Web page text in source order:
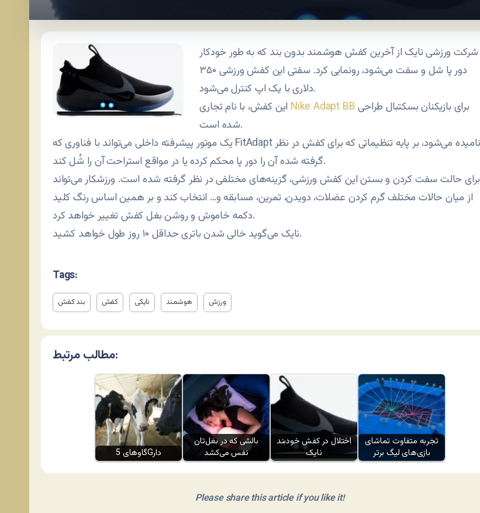
شرکت ورزشی نایک از آخرین کفش هوشمند بدون بند که به طور خودکار
دور پا شل و سفت می‌شود، رونمایی کرد. سفتی این کفش ورزشی ۳۵۰
دلاری با یک اپ کنترل می‌شود.
Nike Adapt BBبرای بازیکنان بسکتبال طراحی
شده است.
یک موتور پیشرفته داخلی می‌تواند با فناوری که FitAdapt نامیده می‌شود، بر پایه تنظیماتی که برای کفش در نظر
گرفته شده آن را دور پا محکم کرده یا در مواقع استراحت آن را شُل کند.
برای حالت سفت کردن و بستن این کفش ورزشی، گزینه‌های مختلفی در نظر گرفته شده است. ورزشکار می‌تواند
از میان حالات مختلف گرم کردن عضلات، دویدن، تمرین، مسابقه و… انتخاب کند و بر همین اساس رنگ کلید
دکمه خاموش و روشن بغل کفش تغییر خواهد کرد.
نایک می‌گوید خالی شدن باتری حداقل ۱۰ روز طول خواهد کشید.
Tags:
بند کفش کفش نایکی هوشمند ورزش
مطالب مرتبط:
گاوهای 5Gدار
بالشی که در بغل‌تان
نفس می‌کشد
اختلال در کفش خودبند
نایک
تجربه متفاوت تماشای
بازی‌های لیگ برتر
Please share this article if you like it!